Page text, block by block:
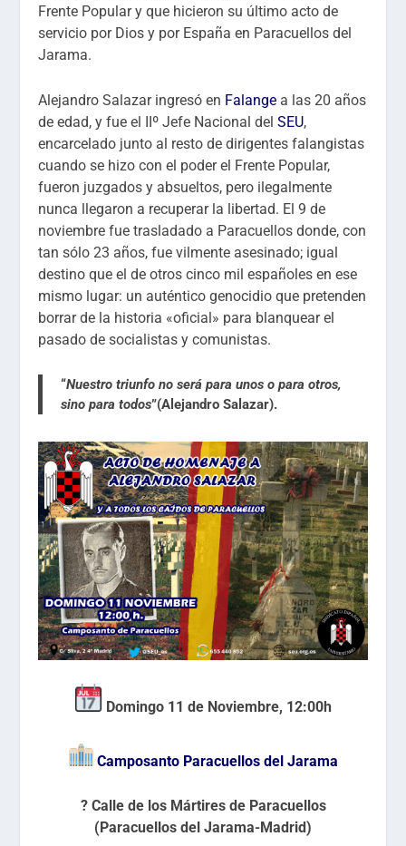
Frente Popular y que hicieron su último acto de
servicio por Dios y por España en Paracuellos del
Jarama.
Alejandro Salazar ingresó en Falange a las 20 años
de edad, y fue el IIº Jefe Nacional delSEU,
encarcelado junto al resto de dirigentes falangistas
cuando se hizo con el poder el Frente Popular,
fueron juzgados y absueltos, pero ilegalmente
nunca llegaron a recuperar la libertad. El 9 de
noviembre fue trasladado a Paracuellos donde, con
tan sólo 23 años, fue vilmente asesinado; igual
destino que el de otros cinco mil españoles en ese
mismo lugar: un auténtico genocidio que pretenden
borrar de la historia «oficial» para blanquear el
pasado de socialistas y comunistas.
“Nuestro triunfo no será para unos o para otros,
sino para todos”(Alejandro Salazar).
Domingo 11 de Noviembre, 12:00h
Camposanto Paracuellos del Jarama
?Calle de los Mártires de Paracuellos
(Paracuellos del Jarama-Madrid)